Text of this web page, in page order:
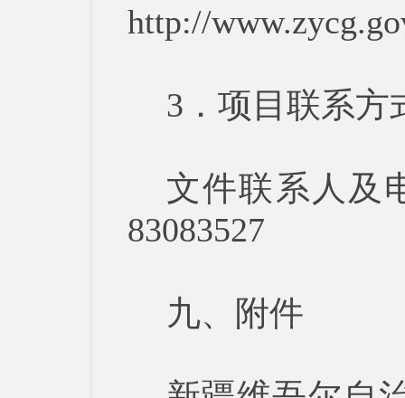
http://
3．项目联系方
文件联系人及
83083527
九、附件